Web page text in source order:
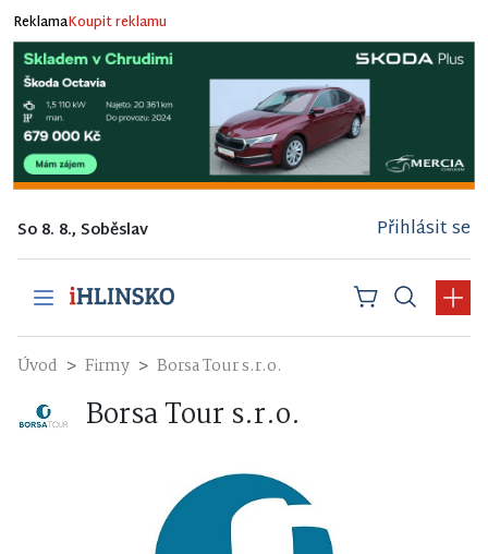
ReklamaKoupit reklamu
So 8. 8., Soběslav Přihlásit se
Úvod Firmy Borsa Tour s.r.o.
Borsa Tour s.r.o.